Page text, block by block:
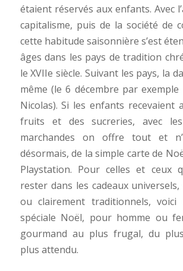
étaient réservés aux enfants. Avec
capitalisme, puis de la société de
cette habitude saisonnière s’est
âges dans les pays de tradition
le XVIIe siècle. Suivant les pays, la
même (le 6 décembre par
Nicolas). Si les enfants recevaient
fruits et des sucreries, avec
marchandes on offre tout et
désormais, de la simple carte de
Playstation. Pour celles et ceux
rester dans les cadeaux
ou clairement traditionnels, voici
spéciale Noël, pour homme ou
gourmand au plus frugal, du
plus attendu.